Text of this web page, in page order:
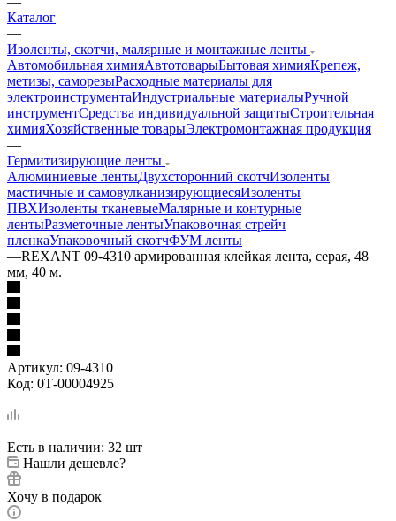
Каталог
—
Изоленты, скотчи, малярные и монтажные ленты
Автомобильная химияАвтотоварыБытовая химияКрепеж,
метизы, саморезыРасходные материалы для
электроинструментаИндустриальные материалыРучной
инструментСредства индивидуальной защитыСтроительная
химияХозяйственные товарыЭлектромонтажная продукция
—
Гермитизирующие ленты
Алюминиевые лентыДвухсторонний скотчИзоленты
мастичные и самовулканизирующиесяИзоленты
ПВХИзоленты тканевыеМалярные и контурные
лентыРазметочные лентыУпаковочная стрейч
пленкаУпаковочный скотчФУМ ленты
—REXANT 09-4310 армированная клейкая лента, серая, 48
мм, 40 м.
Артикул: 09-4310
Код: 0Т-00004925
Есть в наличии: 32 шт
Нашли дешевле?
Хочу в подарок